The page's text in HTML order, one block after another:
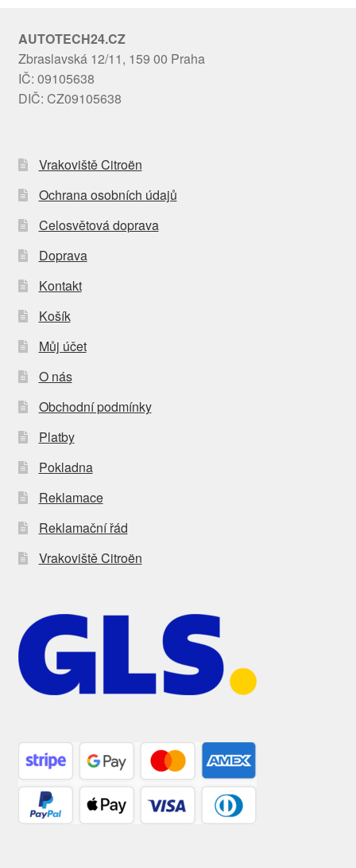
AUTOTECH24.CZ
Zbraslavská 12/11, 159 00 Praha
IČ: 09105638
DIČ: CZ09105638
Vrakoviště Citroën
Ochrana osobních údajů
Celosvětová doprava
Doprava
Kontakt
Košík
Můj účet
O nás
Obchodní podmínky
Platby
Pokladna
Reklamace
Reklamační řád
Vrakoviště Citroën